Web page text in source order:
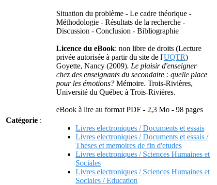
Situation du problème - Le cadre théorique -
Méthodologie - Résultats de la recherche -
Discussion - Conclusion - Bibliographie
Licence du eBook: non libre de droits (Lecture
privée autorisée à partir du site de l'UQTR)
Goyette, Nancy (2009). Le plaisir d'enseigner
chez des enseignants du secondaire : quelle place
pour les émotions? Mémoire. Trois-Rivières,
Université du Québec à Trois-Rivières.
eBook à lire au format PDF - 2,3 Mo - 98 pages
Catégorie :
Livres electroniques / Documents et essais
Livres electroniques / Documents et essais /
Theses et memoires de fin d'etudes
Livres electroniques / Sciences Humaines et
Sociales
Livres electroniques / Sciences Humaines et
Sociales / Education